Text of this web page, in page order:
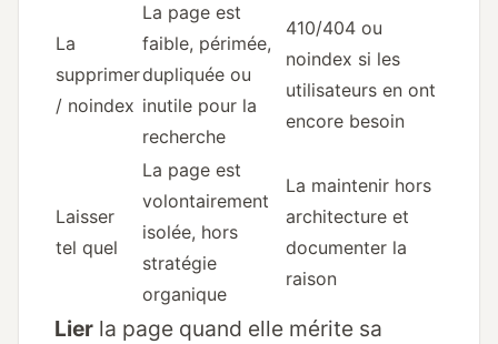
La
supprimer
/ noindex
La page est
faible, périmée,
dupliquée ou
inutile pour la
recherche
410/404 ou
noindex si les
utilisateurs en ont
encore besoin
Laisser
tel quel
La page est
volontairement
isolée, hors
stratégie
organique
La maintenir hors
architecture et
documenter la
raison
Lier la page quand elle mérite sa